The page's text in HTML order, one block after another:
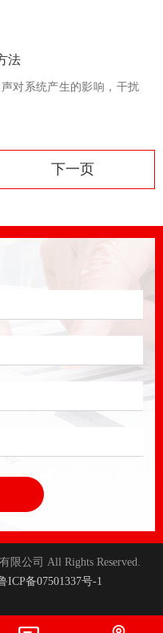
法
对系统产生的影响，干扰
下一页
公司 All Rights Reserved.
ICP备07501337号-1